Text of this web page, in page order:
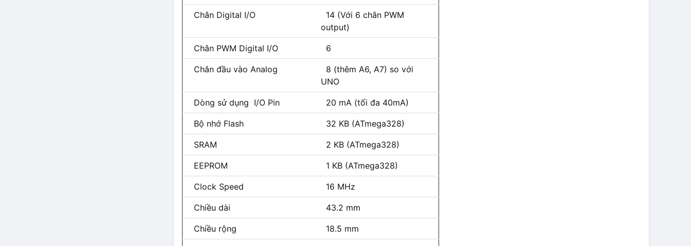
Chân Digital I/O
14 (Với 6 chân PWM
output)
Chân PWM Digital I/O 6
Chân đầu vào Analog
8 (thêm A6, A7) so với
UNO
Dòng sử dụng I/O Pin 20 mA (tối đa 40mA)
Bộ nhớ Flash 32 KB (ATmega328)
SRAM 2 KB (ATmega328)
EEPROM 1 KB (ATmega328)
Clock Speed 16 MHz
Chiều dài 43.2 mm
Chiều rộng 18.5 mm